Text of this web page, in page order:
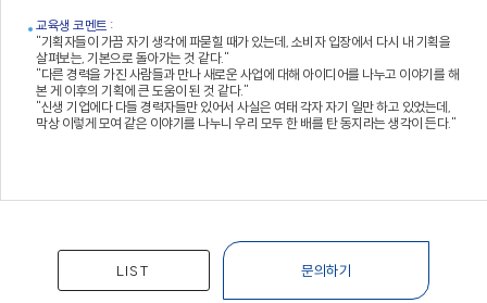
교육생 코멘트 :
"기획자들이 가끔 자기 생각에 파묻힐 때가 있는데, 소비자 입장에서 다시 내 기획을
살펴보는, 기본으로 돌아가는 것 같다."
"다른 경력을 가진 사람들과 만나 새로운 사업에 대해 아이디어를 나누고 이야기를 해
본 게 이후의 기획에 큰 도움이 된 것 같다."
"신생 기업에다 다들 경력자들만 있어서 사실은 여태 각자 자기 일만 하고 있었는데,
막상 이렇게 모여 같은 이야기를 나누니 우리 모두 한 배를 탄 동지라는 생각이 든다."
LIST 문의하기